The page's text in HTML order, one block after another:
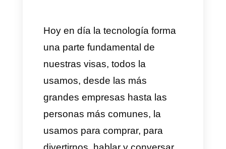
negocio?
¿La mejor alternativa a
Timelines.ai?
Hoy en día la tecnología forma